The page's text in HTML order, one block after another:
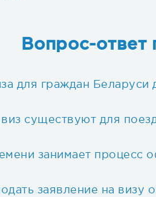
Вопрос-ответ
для граждан Беларуси
существуют для
занимает процесс
заявление на визу